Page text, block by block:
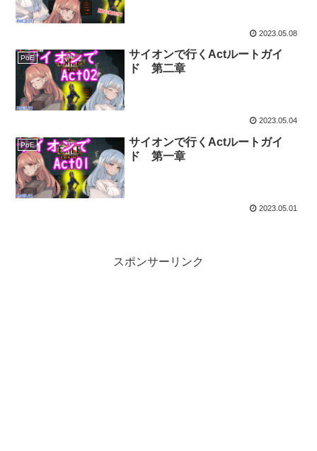
2023.05.08
PoE
サイオンで行くActルートガイ
ド 第二章
2023.05.04
PoE
サイオンで行くActルートガイ
ド 第一章
2023.05.01
スポンサーリンク